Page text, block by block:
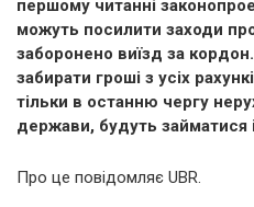
першому читанні
можуть посилити заходи
заборонено виїзд за
забирати гроші з усіх
тільки в останню чергу
держави, будуть займатися
Про це повідомляє UBR.